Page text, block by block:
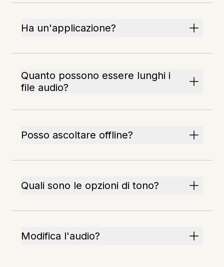
Ha un'applicazione?
Quanto possono essere lunghi i
file audio?
Posso ascoltare offline?
Quali sono le opzioni di tono?
Modifica l'audio?